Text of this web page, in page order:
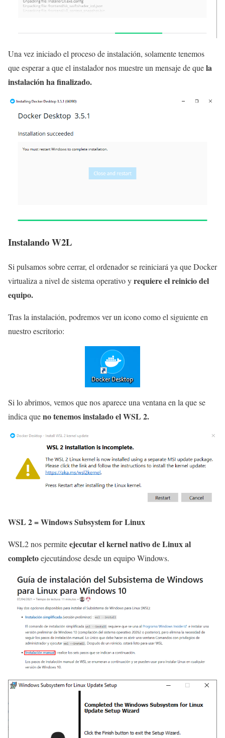
Una vez iniciado el proceso de instalación, solamente tenemos
que esperar a que el instalador nos muestre un mensaje de quela
instalación ha finalizado.
Instalando W2L
Si pulsamos sobre cerrar, el ordenador se reiniciará ya que Docker
virtualiza a nivel de sistema operativo yrequiere el reinicio del
equipo.
Tras la instalación, podremos ver un icono como el siguiente en
nuestro escritorio:
Si lo abrimos, vemos que nos aparece una ventana en la que se
indica queno tenemos instalado el WSL 2.
WSL 2 =Windows Subsystem for Linux
WSL2 nos permiteejecutar el kernel nativo de Linux al
completoejecutándose desde un equipo Windows.